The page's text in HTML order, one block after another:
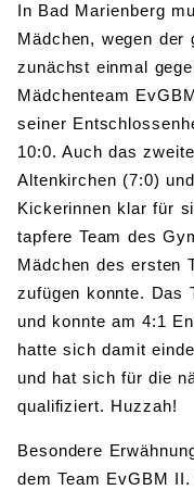
In Bad Marienberg
Mädchen, wegen der
zunächst einmal
Mädchenteam
seiner
10:0. Auch das
Altenkirchen (7:0)
Kickerinnen klar für
tapfere Team des
Mädchen des ersten
zufügen konnte. Das
und konnte am 4:1
hatte sich damit
und hat sich für die
qualifiziert. Huzzah!
Besondere
dem Team EvGBM